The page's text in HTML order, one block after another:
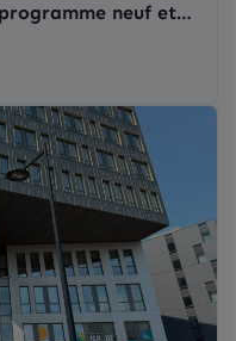
neuf et
Moga